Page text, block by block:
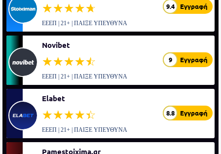
☆☆☆☆☆
★★★★★ 9.4 Εγγραφή
ΕΕΕΠ | 21+ | ΠΑΙΞΕ ΥΠΕΥΘΥΝΑ
Novibet
☆☆☆☆☆
★★★★★ 9 Εγγραφή
ΕΕΕΠ | 21+ | ΠΑΙΞΕ ΥΠΕΥΘΥΝΑ
Elabet
☆☆☆☆☆
★★★★★ 8.8 Εγγραφή
ΕΕΕΠ | 21+ | ΠΑΙΞΕ ΥΠΕΥΘΥΝΑ
Pamestoixima.gr